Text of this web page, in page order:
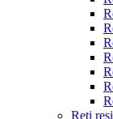
Reti